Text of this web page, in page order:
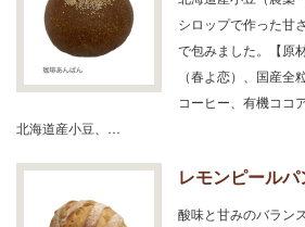
シロップで作った甘
で包みました。【原
（春よ恋）、国産全
コーヒー、有機ココ
北海道産小豆、…
レモンピールパ
酸味と甘みのバラン